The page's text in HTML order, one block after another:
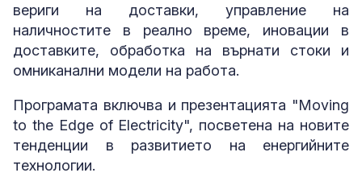
вериги на доставки, управление на
наличностите в реално време, иновации в
доставките, обработка на върнати стоки и
омниканални модели на работа.
Програмата включва и презентацията "Moving
to the Edge of Electricity", посветена на новите
тенденции в развитието на енергийните
технологии.